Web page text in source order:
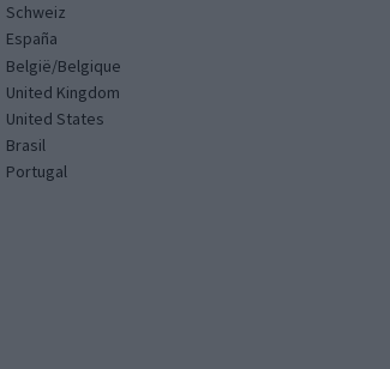
Schweiz
España
België/Belgique
United Kingdom
United States
Brasil
Portugal